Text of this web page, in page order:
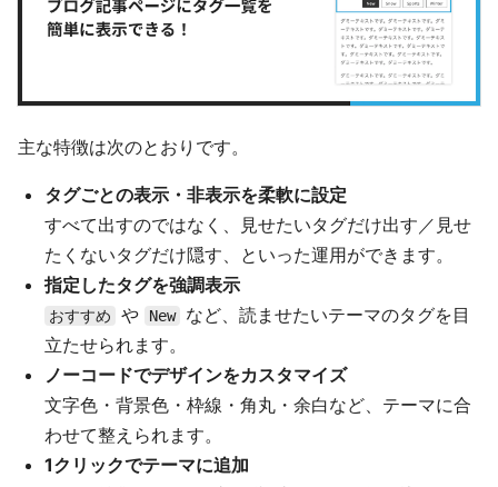
主な特徴は次のとおりです。
タグごとの表示・非表示を柔軟に設定
すべて出すのではなく、見せたいタグだけ出す／見せ
たくないタグだけ隠す、といった運用ができます。
指定したタグを強調表示
おすすめ や New
など、読ませたいテーマのタグを目
立たせられます。
ノーコードでデザインをカスタマイズ
文字色・背景色・枠線・角丸・余白など、テーマに合
わせて整えられます。
1クリックでテーマに追加